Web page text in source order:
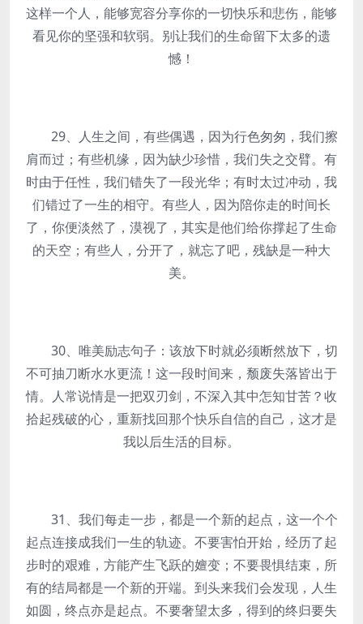
这样一个人，能够宽容分享你的一切快乐和悲伤，能够
看见你的坚强和软弱。别让我们的生命留下太多的遗
憾！
29、人生之间，有些偶遇，因为行色匆匆，我们擦
肩而过；有些机缘，因为缺少珍惜，我们失之交臂。有
时由于任性，我们错失了一段光华；有时太过冲动，我
们错过了一生的相守。有些人，因为陪你走的时间长
了，你便淡然了，漠视了，其实是他们给你撑起了生命
的天空；有些人，分开了，就忘了吧，残缺是一种大
美。
30、唯美励志句子：该放下时就必须断然放下，切
不可抽刀断水水更流！这一段时间来，颓废失落皆出于
情。人常说情是一把双刃剑，不深入其中怎知甘苦？收
拾起残破的心，重新找回那个快乐自信的自己，这才是
我以后生活的目标。
31、我们每走一步，都是一个新的起点，这一个个
起点连接成我们一生的轨迹。不要害怕开始，经历了起
步时的艰难，方能产生飞跃的嬗变；不要畏惧结束，所
有的结局都是一个新的开端。到头来我们会发现，人生
如圆，终点亦是起点。不要奢望太多，得到的终归要失